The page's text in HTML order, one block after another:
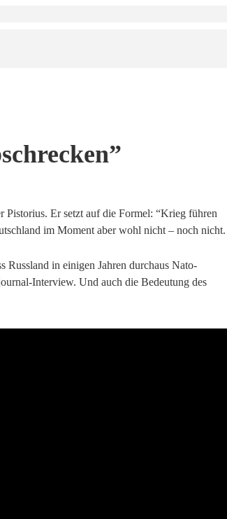
Er setzt auf die Formel: “Krieg führen
im Moment aber wohl nicht – noch nicht.
Russland in einigen Jahren durchaus Nato-
Interview. Und auch die Bedeutung des